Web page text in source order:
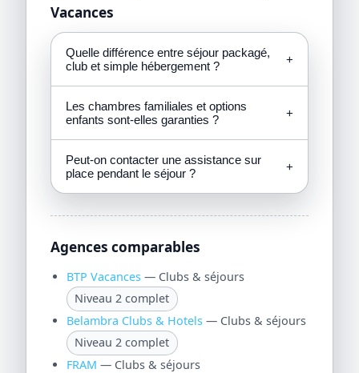
Vacances
Quelle différence entre séjour packagé,
club et simple hébergement ?
+
Les chambres familiales et options
enfants sont-elles garanties ?
+
Peut-on contacter une assistance sur
place pendant le séjour ?
+
Agences comparables
BTP Vacances— Clubs & séjours
Niveau 2 complet
Belambra Clubs & Hotels— Clubs & séjours
Niveau 2 complet
FRAM — Clubs & séjours